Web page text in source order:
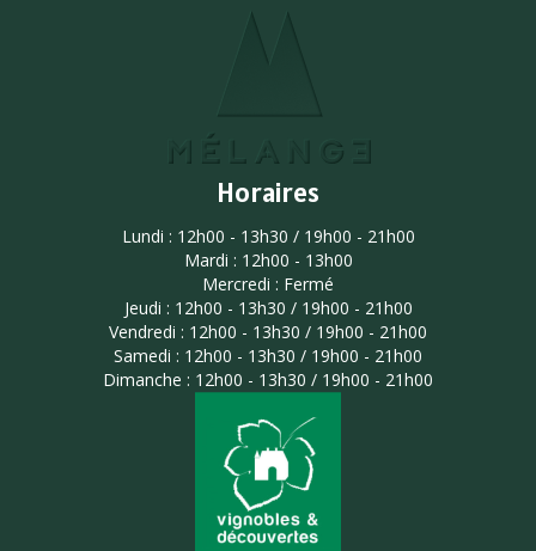
Horaires
Lundi : 12h00 - 13h30 / 19h00 - 21h00
Mardi : 12h00 - 13h00
Mercredi : Fermé
Jeudi : 12h00 - 13h30 / 19h00 - 21h00
Vendredi : 12h00 - 13h30 / 19h00 - 21h00
Samedi : 12h00 - 13h30 / 19h00 - 21h00
Dimanche : 12h00 - 13h30 / 19h00 - 21h00